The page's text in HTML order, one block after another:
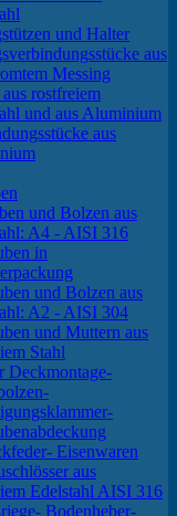
und Halter
aus
Messing
rostfreiem
und aus Aluminium
aus
und Bolzen aus
A4 - AISI 316
in
und Bolzen aus
A2 - AISI 304
und Muttern aus
Stahl
Deckmontage-
Eisenwaren
aus
Edelstahl AISI 316
Bodenheber-